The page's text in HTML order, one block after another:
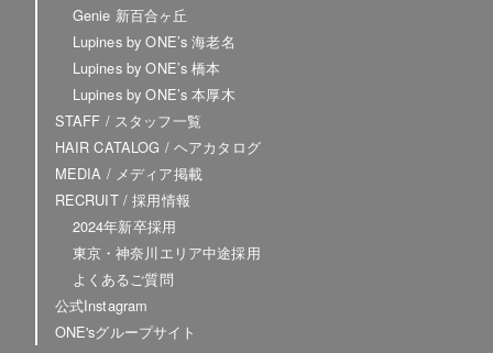
Genie 新百合ヶ丘
Lupines by ONE’s 海老名
Lupines by ONE’s 橋本
Lupines by ONE’s 本厚木
STAFF / スタッフ一覧
HAIR CATALOG / ヘアカタログ
MEDIA / メディア掲載
RECRUIT / 採用情報
2024年新卒採用
東京・神奈川エリア中途採用
よくあるご質問
公式Instagram
ONE'sグループサイト